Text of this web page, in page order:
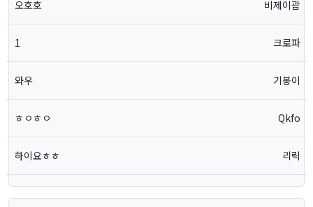
오호호 비제이괌
1 크로파
와우 기봉이
ㅎㅇㅎㅇ Qkfo
하이요ㅎㅎ 리릭